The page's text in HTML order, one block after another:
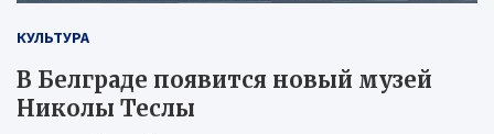
КУЛЬТУРА
В Белграде появится новый музей
Николы Теслы